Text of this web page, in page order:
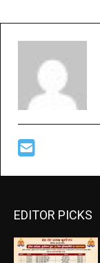
EDITOR PICKS